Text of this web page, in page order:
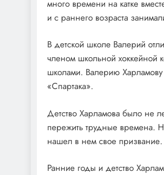
много времени на катке
и с раннего возраста
В детской школе Валерий
членом школьной хоккейной
школами. Валерию
«Спартака».
Детство Харламова было не
пережить трудные времена.
нашел в нем свое призвание.
Ранние годы и детство